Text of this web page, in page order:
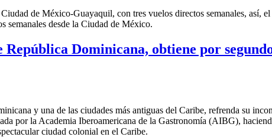
de México-Guayaquil, con tres vuelos directos semanales, así,
semanales desde la Ciudad de México.
República Dominicana, obtiene por
y una de las ciudades más antiguas del Caribe, refrenda su
por la Academia Iberoamericana de la Gastronomía (AIBG),
ciudad colonial en el Caribe.